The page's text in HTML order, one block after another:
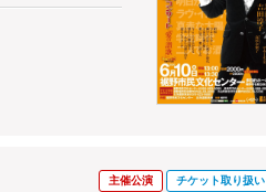
主催公演 チケット取り扱い